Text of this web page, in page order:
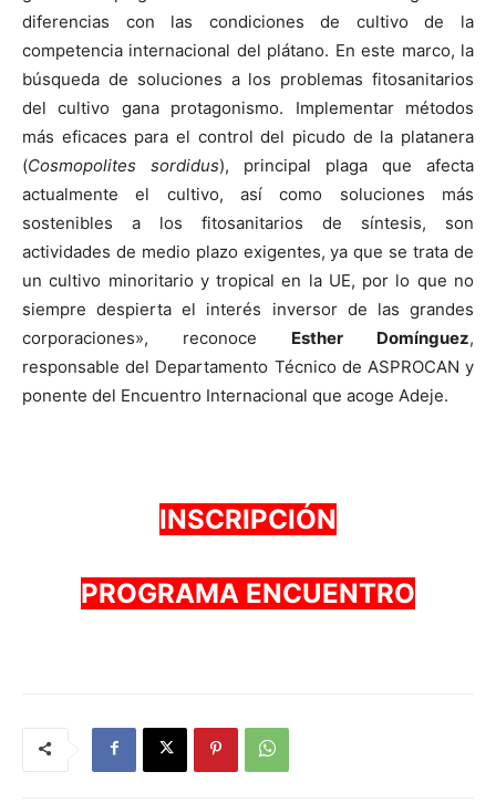
diferencias con las condiciones de cultivo de la
competencia internacional del plátano. En este marco, la
búsqueda de soluciones a los problemas fitosanitarios
del cultivo gana protagonismo. Implementar métodos
más eficaces para el control del picudo de la platanera
(Cosmopolites sordidus), principal plaga que afecta
actualmente el cultivo, así como soluciones más
sostenibles a los fitosanitarios de síntesis, son
actividades de medio plazo exigentes, ya que se trata de
un cultivo minoritario y tropical en la UE, por lo que no
siempre despierta el interés inversor de las grandes
corporaciones», reconoce Esther Domínguez,
responsable del Departamento Técnico de ASPROCAN y
ponente del Encuentro Internacional que acoge Adeje.
INSCRIPCIÓN
PROGRAMA ENCUENTRO